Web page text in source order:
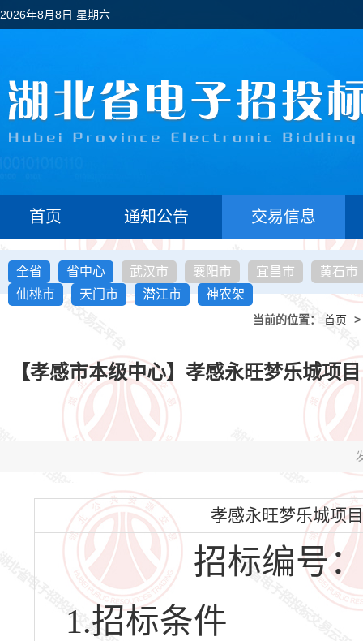
2026年8月8日 星期六
首页 通知公告 交易信息
全省 省中心 武汉市 襄阳市 宜昌市
黄石市
仙桃市
天门市 潜江市 神农架
当前的位置： 首页 >
【孝感市本级中心】孝感永旺梦乐城项
孝感永旺梦乐城项
招标编号
1.招标条件